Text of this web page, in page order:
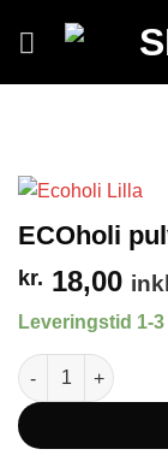
ECOholi
kr. 18,00
Leveringstid 1-
ECOholi pulver